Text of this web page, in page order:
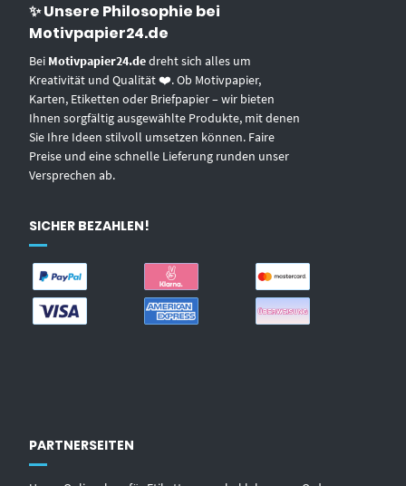
✨ Unsere Philosophie bei
Motivpapier24.de
Bei Motivpapier24.dedreht sich alles um
Kreativität und Qualität ❤️. Ob Motivpapier,
Karten, Etiketten oder Briefpapier – wir bieten
Ihnen sorgfältig ausgewählte Produkte, mit denen
Sie Ihre Ideen stilvoll umsetzen können. Faire
Preise und eine schnelle Lieferung runden unser
Versprechen ab.
SICHER BEZAHLEN!
PARTNERSEITEN